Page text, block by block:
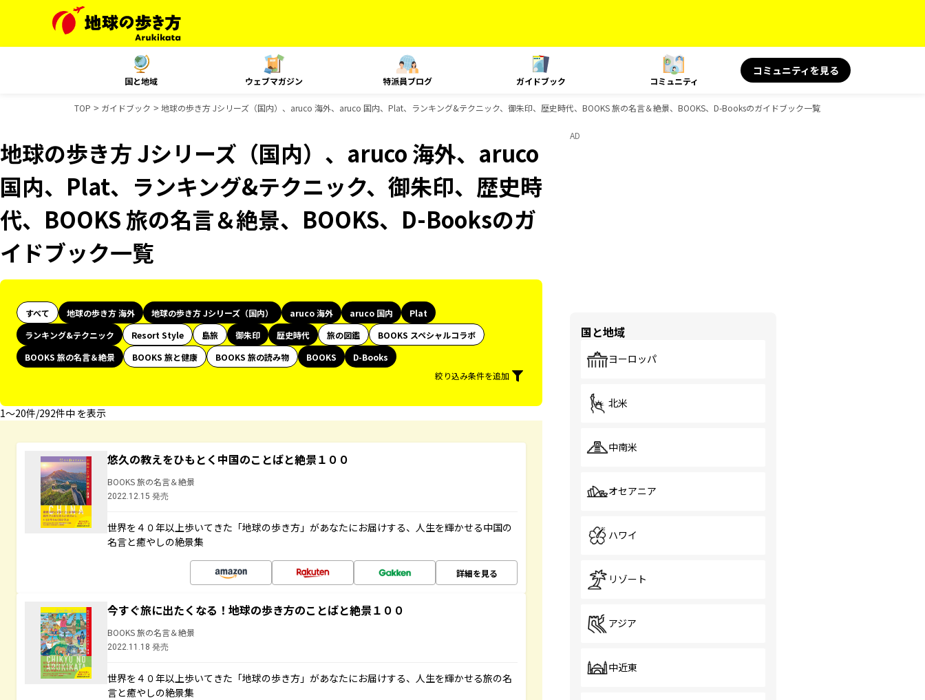
国と地域 ウェブマガジン 特派員ブログ ガイドブック コミュニティ
コミュニティを見る
TOP ガイドブック 地球の歩き方 Jシリーズ（国内）、aruco 海外、aruco 国内、Plat、ランキング&テクニック、御朱印、歴史時代、BOOKS 旅の名言＆絶景、BOOKS、D-Booksのガイドブック一覧
地球の歩き方 Jシリーズ（国内）、aruco 海外、aruco
国内、Plat、ランキング&テクニック、御朱印、歴史時
代、BOOKS 旅の名言＆絶景、BOOKS、D-Booksのガ
イドブック一覧
すべて 地球の歩き方 海外 地球の歩き方 Jシリーズ（国内） aruco 海外 aruco 国内
Plat
ランキング&テクニック
Resort Style 島旅 御朱印 歴史時代 旅の図鑑
BOOKS スペシャルコラボ
BOOKS 旅の名言＆絶景
BOOKS 旅と健康 BOOKS 旅の読み物 BOOKS
D-Books
絞り込み条件を追加
1〜20件/292件中 を表示
悠久の教えをひもとく中国のことばと絶景１００
BOOKS 旅の名言＆絶景
2022.12.15 発売
世界を４０年以上歩いてきた「地球の歩き方」があなたにお届けする、人生を輝かせる中国の
名言と癒やしの絶景集
詳細を見る
今すぐ旅に出たくなる！地球の歩き方のことばと絶景１００
BOOKS 旅の名言＆絶景
2022.11.18 発売
世界を４０年以上歩いてきた「地球の歩き方」があなたにお届けする、人生を輝かせる旅の名
言と癒やしの絶景集
AD
国と地域
ヨーロッパ
北米
中南米
オセアニア
ハワイ
リゾート
アジア
中近東